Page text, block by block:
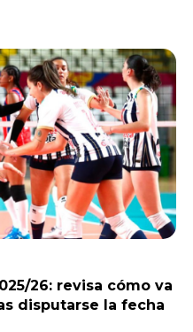
26: revisa cómo va
disputarse la fecha